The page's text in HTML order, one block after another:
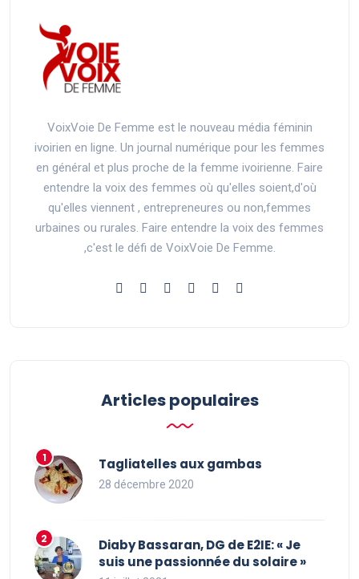
VoixVoie De Femme est le nouveau média féminin
ivoirien en ligne. Un journal numérique pour les femmes
en général et plus proche de la femme ivoirienne. Faire
entendre la voix des femmes où qu'elles soient,d'où
qu'elles viennent , entrepreneures ou non,femmes
urbaines ou rurales. Faire entendre la voix des femmes
,c'est le défi de VoixVoie De Femme.
Articles populaires
Tagliatelles aux gambas
28 décembre 2020
Diaby Bassaran, DG de E2IE: « Je
suis une passionnée du solaire »